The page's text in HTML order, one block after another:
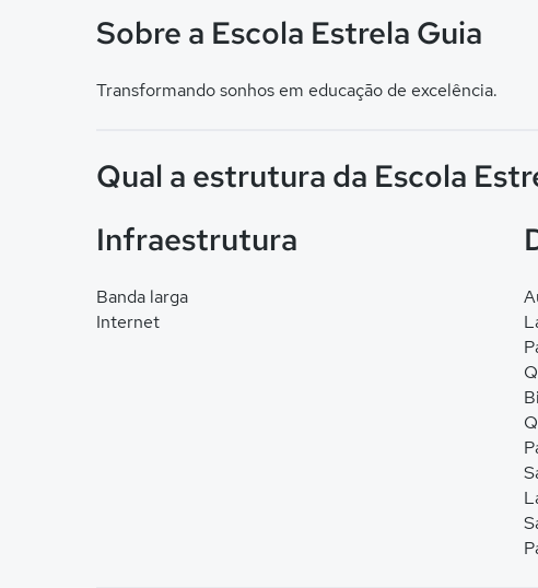
Sobre a Escola Estrela Guia
Transformando sonhos em educação de excelência.
Qual a estrutura da Escola
Infraestrutura
Banda larga
Internet